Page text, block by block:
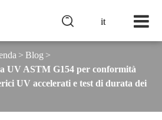
it

Blog
UV ASTM G154 per conformità
UV accelerati e test di durata dei